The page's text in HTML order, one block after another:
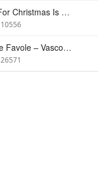
All I Want For Christmas Is You – Mariah Carey
10556
Come Nelle Favole – Vasco Rossi
26571